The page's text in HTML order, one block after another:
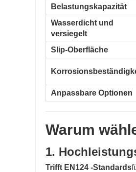
Belastungskapazität
Wasserdicht und
versiegelt
Slip-Oberfläche
Anpassbare Optionen
Warum
1.
Trifft EN124 -Standards